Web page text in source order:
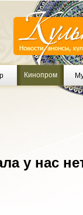
Кинопром
у нас